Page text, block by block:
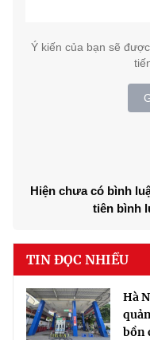
Ý kiến của bạn sẽ
Hiện chưa có bình
tiên bình
TIN ĐỌC NHIỀU
Hà
bồn